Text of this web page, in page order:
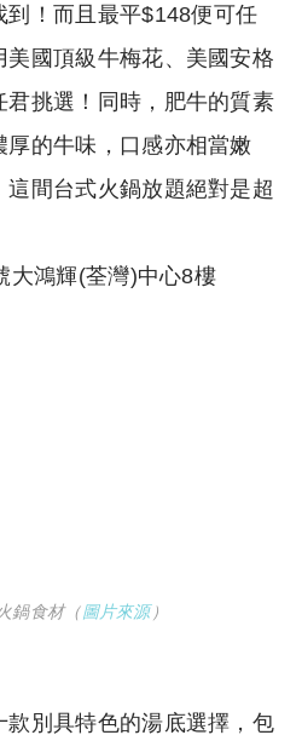
到！而且最平$148便可任
國頂級牛梅花、美國安格
挑選！同時，肥牛的質素
的牛味，口感亦相當嫩
間台式火鍋放題絕對是超
大鴻輝(荃灣)中心8樓
鍋食材（圖片來源）
別具特色的湯底選擇，包